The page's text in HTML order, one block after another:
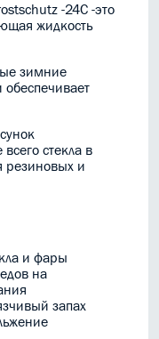
-24C -это
жидкость
зимние
обеспечивает
стекла в
резиновых и
и фары
на
запах